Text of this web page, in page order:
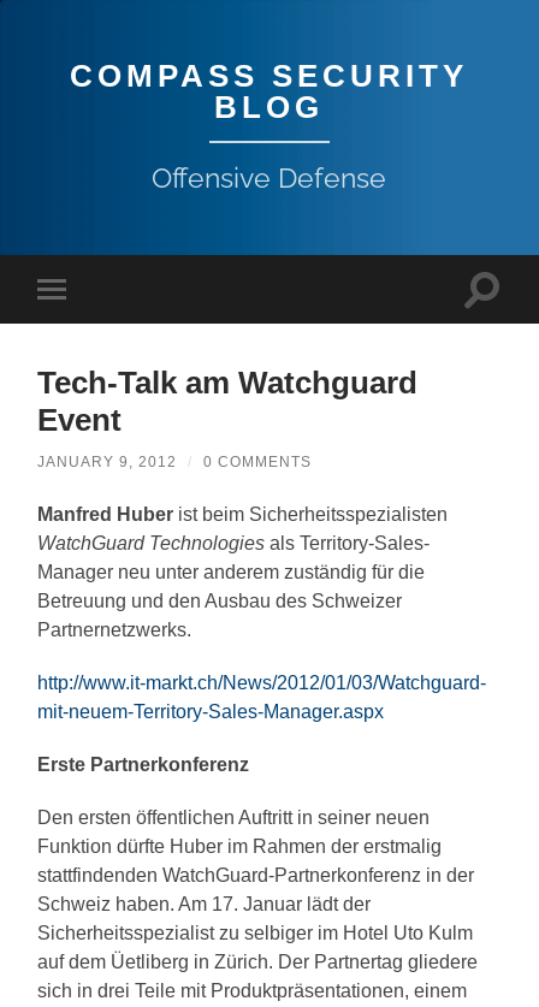
COMPASS SECURITY
BLOG
Offensive Defense
Tech-Talk am Watchguard
Event
JANUARY 9, 2012 / 0 COMMENTS
Manfred Huber ist beim Sicherheitsspezialisten
WatchGuard Technologies als Territory-Sales-
Manager neu unter anderem zuständig für die
Betreuung und den Ausbau des Schweizer
Partnernetzwerks.
http://www.it-markt.ch/News/2012/01/03/Watchguard-
mit-neuem-Territory-Sales-Manager.aspx
Erste Partnerkonferenz
Den ersten öffentlichen Auftritt in seiner neuen
Funktion dürfte Huber im Rahmen der erstmalig
stattfindenden WatchGuard-Partnerkonferenz in der
Schweiz haben. Am 17. Januar lädt der
Sicherheitsspezialist zu selbiger im Hotel Uto Kulm
auf dem Üetliberg in Zürich. Der Partnertag gliedere
sich in drei Teile mit Produktpräsentationen, einem